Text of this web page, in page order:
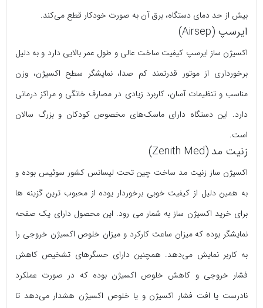
بیش از حد دمای دستگاه، برق آن به صورت خودکار قطع می‌کند.
ایرسپ (Airsep)
اکسیژن ساز ایرسپ کیفیت ساخت عالی و طول عمر بالایی دارد و به دلیل
برخورداری از موتور قدرتمند کم صدا، نمایشگر سطح اکسیژن، وزن
مناسب و تنظیمات آسان، کاربرد زیادی در مصارف خانگی و مراکز درمانی
دارد. این دستگاه دارای ماسک‌های مخصوص کودکان و بزرگ سالان
است.
زنیت مد (Zenith Med)
اکسیژن ساز زنیت مد ساخت چین تحت لیسانس کشور سوئیس بوده و
به همین دلیل از کیفیت خوبی برخوردار یوده از محبوب ترین گزینه ها
برای خرید اکسیژن ساز به شمار می رود. این محصول دارای یک صفحه
نمایشگر بوده که میزان ساعت کارکرد و میزان خلوص اکسیژن خروجی را
به کاربر نمایش می‌دهد. همچنین دارای حسگرهای تشخیص کاهش
فشار خروجی و کاهش خلوص اکسیژن بوده که در صورت عملکرد
نادرست یا افت فشار اکسیژن و یا خلوص اکسیژن هشدار می‌دهد تا